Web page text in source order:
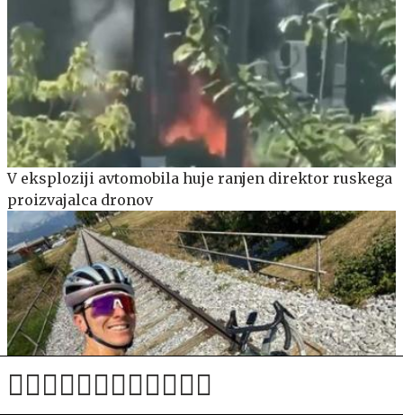
V eksploziji avtomobila huje ranjen direktor ruskega
proizvajalca dronov